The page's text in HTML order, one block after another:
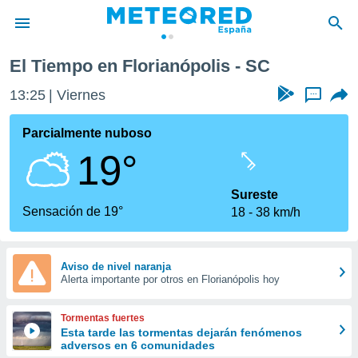
de
por
se
calidad.
a este
las
y
forma
digital
basada
El Tiempo en Florianópolis - SC
13:25 Viernes ...
Parcialmente nuboso
19°
Sensación de 19°
Sureste
18
38 km/h
Aviso de nivel naranja
Alerta importante por otros en Florianópolis hoy
Tormentas fuertes
Esta tarde las tormentas dejarán fenómenos
adversos en 6 comunidades